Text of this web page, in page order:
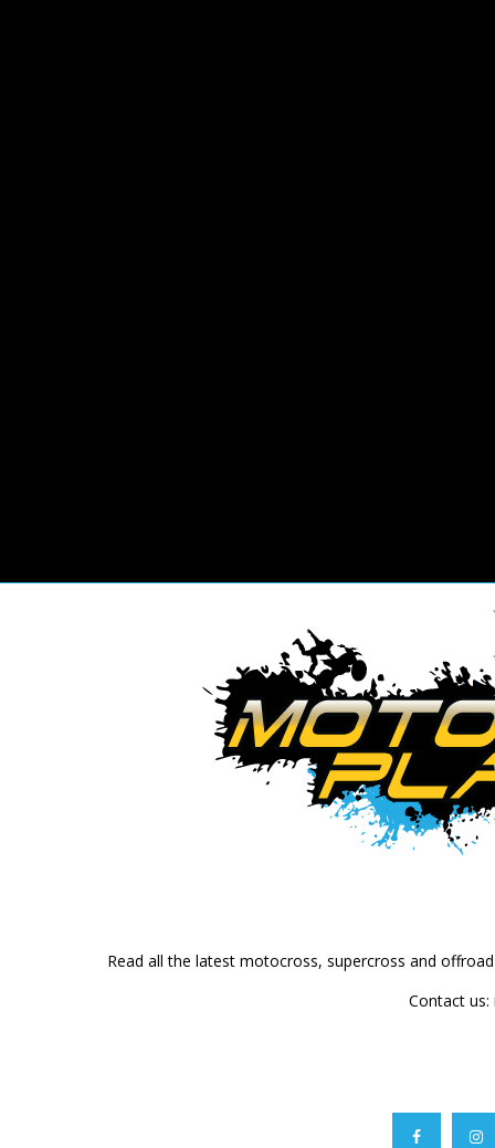
Read all the latest motocross, supercross and
Contact us: